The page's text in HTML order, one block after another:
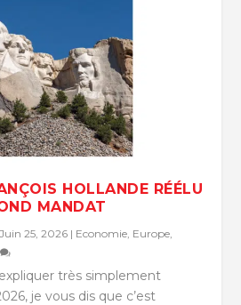
HOLLANDE RÉÉLU
MANDAT
Juin 25, 2026 | Economie Europe
très simplement
je vous dis que c’est